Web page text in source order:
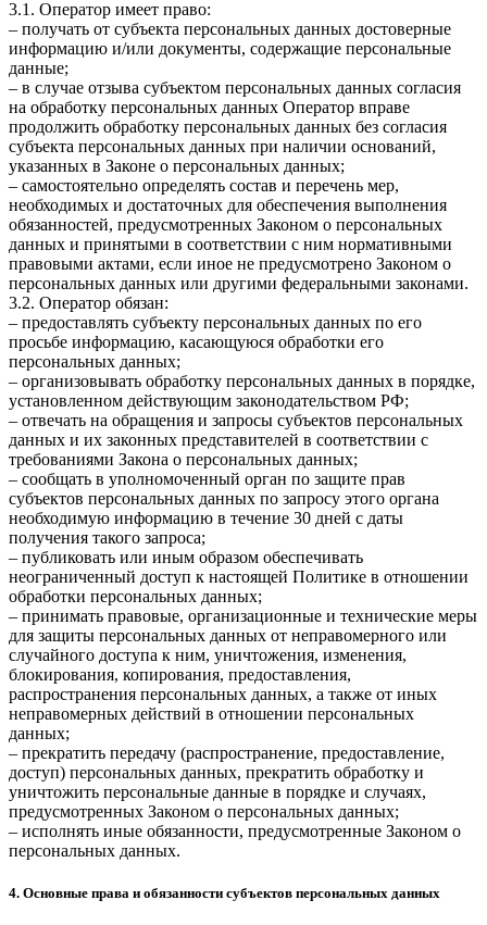
3.1. Оператор имеет право:
– получать от субъекта персональных данных достоверные
информацию и/или документы, содержащие персональные
данные;
– в случае отзыва субъектом персональных данных согласия
на обработку персональных данных Оператор вправе
продолжить обработку персональных данных без согласия
субъекта персональных данных при наличии оснований,
указанных в Законе о персональных данных;
– самостоятельно определять состав и перечень мер,
необходимых и достаточных для обеспечения выполнения
обязанностей, предусмотренных Законом о персональных
данных и принятыми в соответствии с ним нормативными
правовыми актами, если иное не предусмотрено Законом о
персональных данных или другими федеральными законами.
3.2. Оператор обязан:
– предоставлять субъекту персональных данных по его
просьбе информацию, касающуюся обработки его
персональных данных;
– организовывать обработку персональных данных в порядке,
установленном действующим законодательством РФ;
– отвечать на обращения и запросы субъектов персональных
данных и их законных представителей в соответствии с
требованиями Закона о персональных данных;
– сообщать в уполномоченный орган по защите прав
субъектов персональных данных по запросу этого органа
необходимую информацию в течение 30 дней с даты
получения такого запроса;
– публиковать или иным образом обеспечивать
неограниченный доступ к настоящей Политике в отношении
обработки персональных данных;
– принимать правовые, организационные и технические меры
для защиты персональных данных от неправомерного или
случайного доступа к ним, уничтожения, изменения,
блокирования, копирования, предоставления,
распространения персональных данных, а также от иных
неправомерных действий в отношении персональных
данных;
– прекратить передачу (распространение, предоставление,
доступ) персональных данных, прекратить обработку и
уничтожить персональные данные в порядке и случаях,
предусмотренных Законом о персональных данных;
– исполнять иные обязанности, предусмотренные Законом о
персональных данных.
4. Основные права и обязанности субъектов персональных данных